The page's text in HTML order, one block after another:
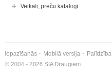
Veikali, preču katalogi
Iepazīšanās Mobilā versija Palīdzība
© 2004 - 2026 SIA Draugiem